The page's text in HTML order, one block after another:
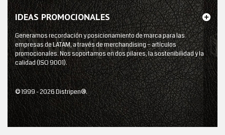
IDEAS PROMOCIONALES
Generamos recordación y posicionamiento de marca para las
empresas de LATAM, a través de merchandising – artículos
promocionales. Nos soportamos en dos pilares, la sostenibilidad y la
calidad (ISO 9001).
© 1999 - 2026 Distripen®.